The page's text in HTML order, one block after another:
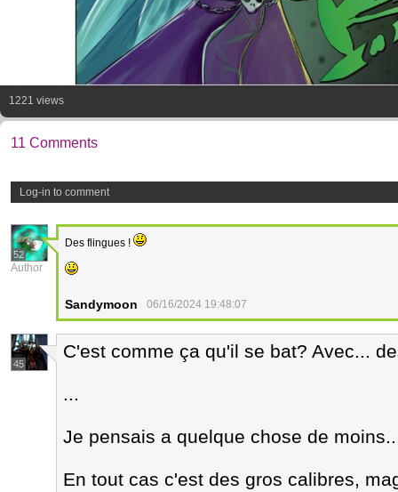
1221 views
11 Comments
Log-in to comment
52
Author
Des flingues !
Sandymoon 06/16/2024 19:48:07
45
C'est comme ça qu'il se bat? Avec...
...
Je pensais a quelque chose de
En tout cas c'est des gros calibres,